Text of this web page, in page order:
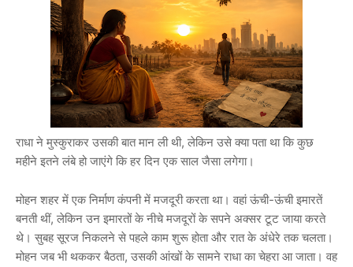
राधा ने मुस्कुराकर उसकी बात मान ली थी, लेकिन उसे क्या पता था कि कुछ
महीने इतने लंबे हो जाएंगे कि हर दिन एक साल जैसा लगेगा।
मोहन शहर में एक निर्माण कंपनी में मजदूरी करता था। वहां ऊंची-ऊंची इमारतें
बनती थीं, लेकिन उन इमारतों के नीचे मजदूरों के सपने अक्सर टूट जाया करते
थे। सुबह सूरज निकलने से पहले काम शुरू होता और रात के अंधेरे तक चलता।
मोहन जब भी थककर बैठता, उसकी आंखों के सामने राधा का चेहरा आ जाता। वह